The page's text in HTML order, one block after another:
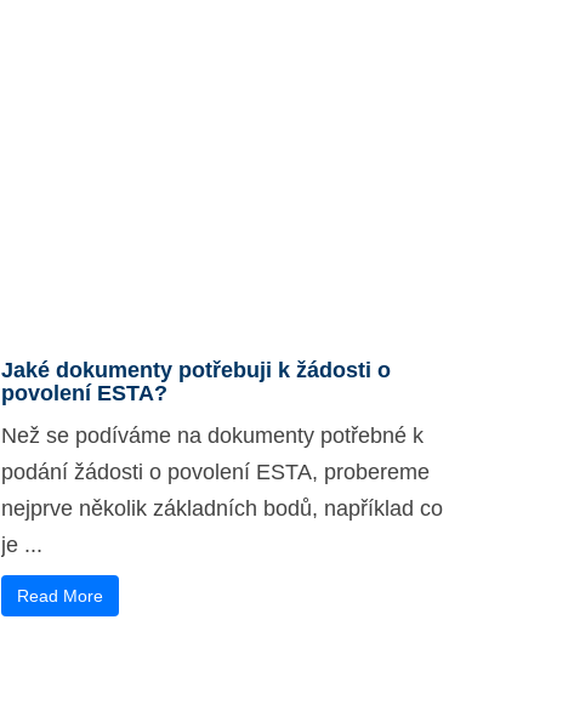
Jaké dokumenty potřebuji k žádosti o
povolení ESTA?
Než se podíváme na dokumenty potřebné k
podání žádosti o povolení ESTA, probereme
nejprve několik základních bodů, například co
je ...
Read More